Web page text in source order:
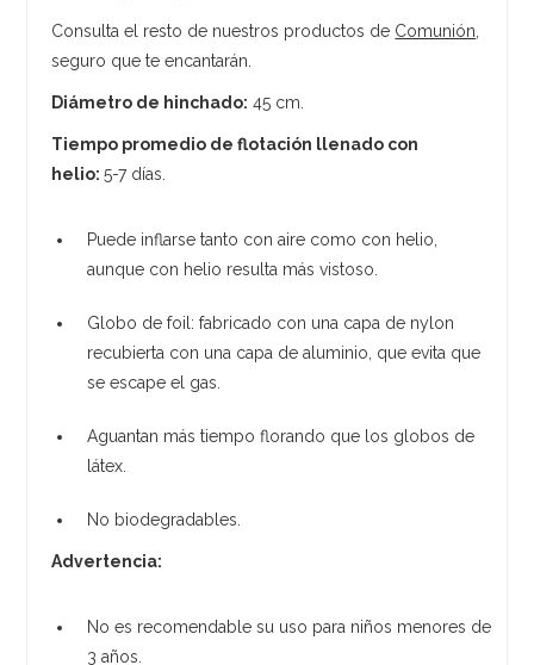
Consulta el resto de nuestros productos de Comunión
seguro que te encantarán.
Diámetro de hinchado: 45 cm.
Tiempo promedio de flotación llenado con
helio:5-7 días.
Puede inflarse tanto con aire como con helio,
aunque con helio resulta más vistoso.
Globo de foil: fabricado con una capa de nylon
recubierta con una capa de aluminio, que evita que
se escape el gas.
Aguantan más tiempo florando que los globos de
látex.
No biodegradables.
Advertencia:
No es recomendable su uso para niños menores de
3 años.